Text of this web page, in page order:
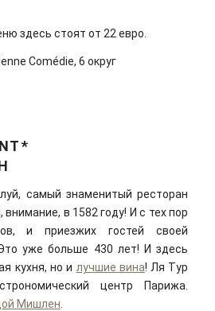
здесь стоят от 22 евро.
Comédie, 6 округ
*
самый знаменитый ресторан
в 1582 году! И с тех пор
и приезжих гостей своей
уже больше 430 лет! И здесь
кухня, но и лучшие вина! Ля Тур
центр Парижа.
Мишлен